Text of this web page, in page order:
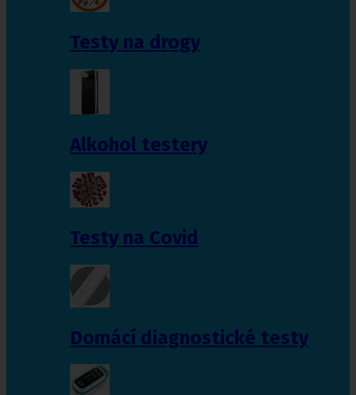
Testy na drogy
Alkohol testery
Testy na Covid
Domácí diagnostické testy